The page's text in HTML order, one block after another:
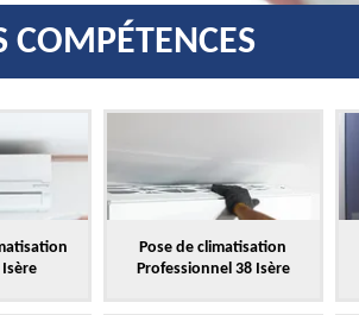
COMPÉTENCES
Pose de climatisation
Professionnel 38 Isère